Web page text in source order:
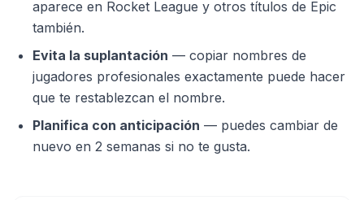
aparece en Rocket League y otros títulos de Epic
también.
Evita la suplantación — copiar nombres de
jugadores profesionales exactamente puede hacer
que te restablezcan el nombre.
Planifica con anticipación — puedes cambiar de
nuevo en 2 semanas si no te gusta.